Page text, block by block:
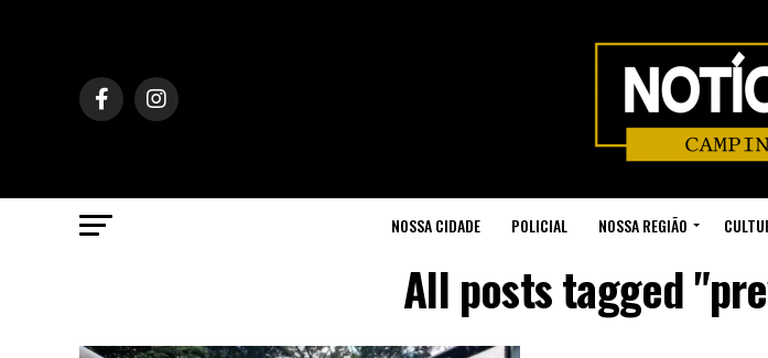
NOSSA CIDADE POLICIAL NOSSA REGIÃO
All posts tagged